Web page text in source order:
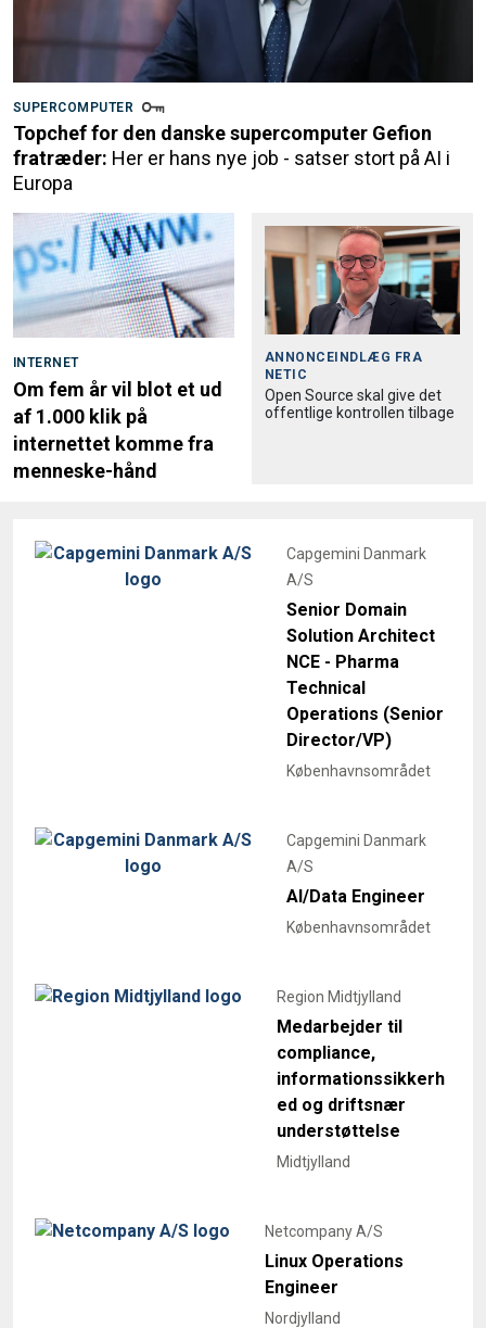
SUPERCOMPUTER
Topchef for den danske supercomputer Gefion
fratræder: Her er hans nye job - satser stort på AI i
Europa
INTERNET
Om fem år vil blot et ud
af 1.000 klik på
internettet komme fra
menneske-hånd
ANNONCEINDLÆG FRA
NETIC
Open Source skal give det
offentlige kontrollen tilbage
Capgemini Danmark
A/S
Senior Domain
Solution Architect
NCE - Pharma
Technical
Operations (Senior
Director/VP)
Københavnsområdet
Capgemini Danmark
A/S
AI/Data Engineer
Københavnsområdet
Region Midtjylland
Medarbejder til
compliance,
informationssikkerh
ed og driftsnær
understøttelse
Midtjylland
Netcompany A/S
Linux Operations
Engineer
Nordjylland